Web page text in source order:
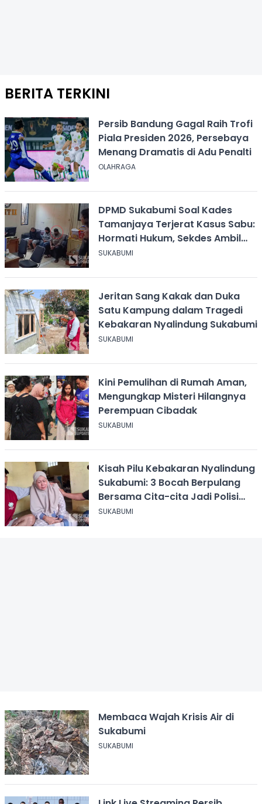
BERITA TERKINI
Persib Bandung Gagal Raih Trofi
Piala Presiden 2026, Persebaya
Menang Dramatis di Adu Penalti
OLAHRAGA
DPMD Sukabumi Soal Kades
Tamanjaya Terjerat Kasus Sabu:
Hormati Hukum, Sekdes Ambil
Alih Pelayanan
SUKABUMI
Jeritan Sang Kakak dan Duka
Satu Kampung dalam Tragedi
Kebakaran Nyalindung Sukabumi
SUKABUMI
Kini Pemulihan di Rumah Aman,
Mengungkap Misteri Hilangnya
Perempuan Cibadak
SUKABUMI
Kisah Pilu Kebakaran Nyalindung
Sukabumi: 3 Bocah Berpulang
Bersama Cita-cita Jadi Polisi
dan Guru
SUKABUMI
Membaca Wajah Krisis Air di
Sukabumi
SUKABUMI